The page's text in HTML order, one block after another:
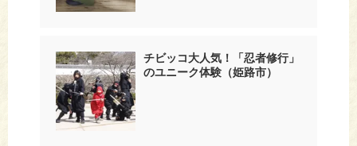
チビッコ大人気！「忍者修行」
のユニーク体験（姫路市）